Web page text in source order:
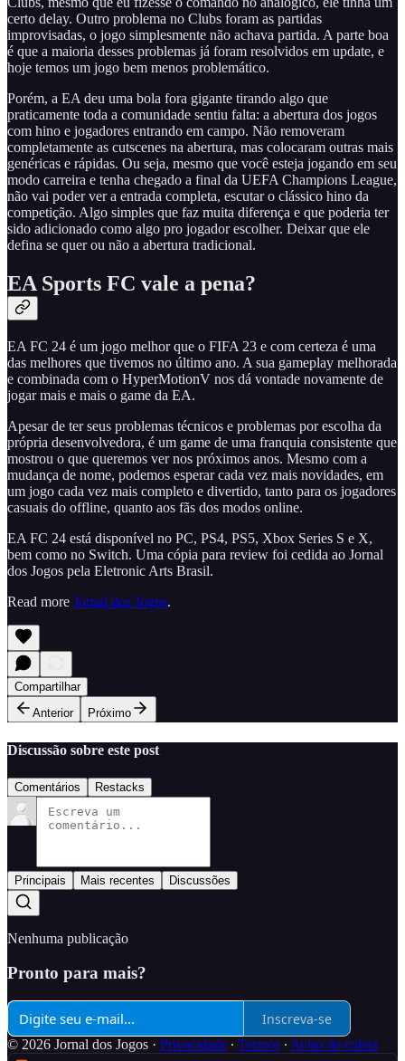
certo delay. Outro problema no Clubs foram as partidas
improvisadas, o jogo simplesmente não achava partida. A parte boa
é que a maioria desses problemas já foram resolvidos em update, e
hoje temos um jogo bem menos problemático.
Porém, a EA deu uma bola fora gigante tirando algo que
praticamente toda a comunidade sentiu falta: a abertura dos jogos
com hino e jogadores entrando em campo. Não removeram
completamente as cutscenes na abertura, mas colocaram outras mais
genéricas e rápidas. Ou seja, mesmo que você esteja jogando em seu
modo carreira e tenha chegado a final da UEFA Champions League,
não vai poder ver a entrada completa, escutar o clássico hino da
competição. Algo simples que faz muita diferença e que poderia ter
sido adicionado como algo pro jogador escolher. Deixar que ele
defina se quer ou não a abertura tradicional.
EA Sports FC vale a pena?
EA FC 24 é um jogo melhor que o FIFA 23 e com certeza é uma
das melhores que tivemos no último ano. A sua gameplay melhorada
e combinada com o HyperMotionV nos dá vontade novamente de
jogar mais e mais o game da EA.
Apesar de ter seus problemas técnicos e problemas por escolha da
própria desenvolvedora, é um game de uma franquia consistente que
mostrou o que queremos ver nos próximos anos. Mesmo com a
mudança de nome, podemos esperar cada vez mais novidades, em
um jogo cada vez mais completo e divertido, tanto para os jogadores
casuais do offline, quanto aos fãs dos modos online.
EA FC 24 está disponível no PC, PS4, PS5, Xbox Series S e X,
bem como no Switch. Uma cópia para review foi cedida ao Jornal
dos Jogos pela Eletronic Arts Brasil.
Read more Jornal dos Jogos.
Compartilhar
Anterior
Próximo
Discussão sobre este post
Comentários Restacks
Principais Mais recentes Discussões
Nenhuma publicação
Pronto para mais?
Inscreva-se
© 2026 Jornal dos Jogos · Privacidade ∙ Termos ∙ Aviso de coleta